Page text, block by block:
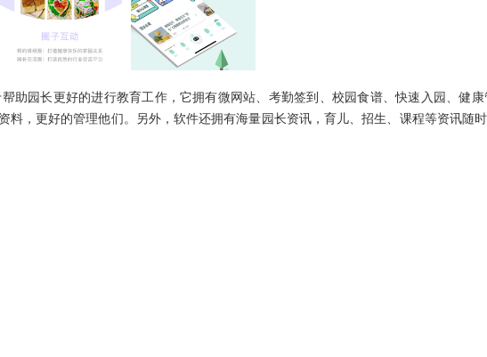
助园长更好的进行教育工作，它拥有微网站、考勤签到、校园食谱、快速入园、健
，更好的管理他们。另外，软件还拥有海量园长资讯，育儿、招生、课程等资讯随